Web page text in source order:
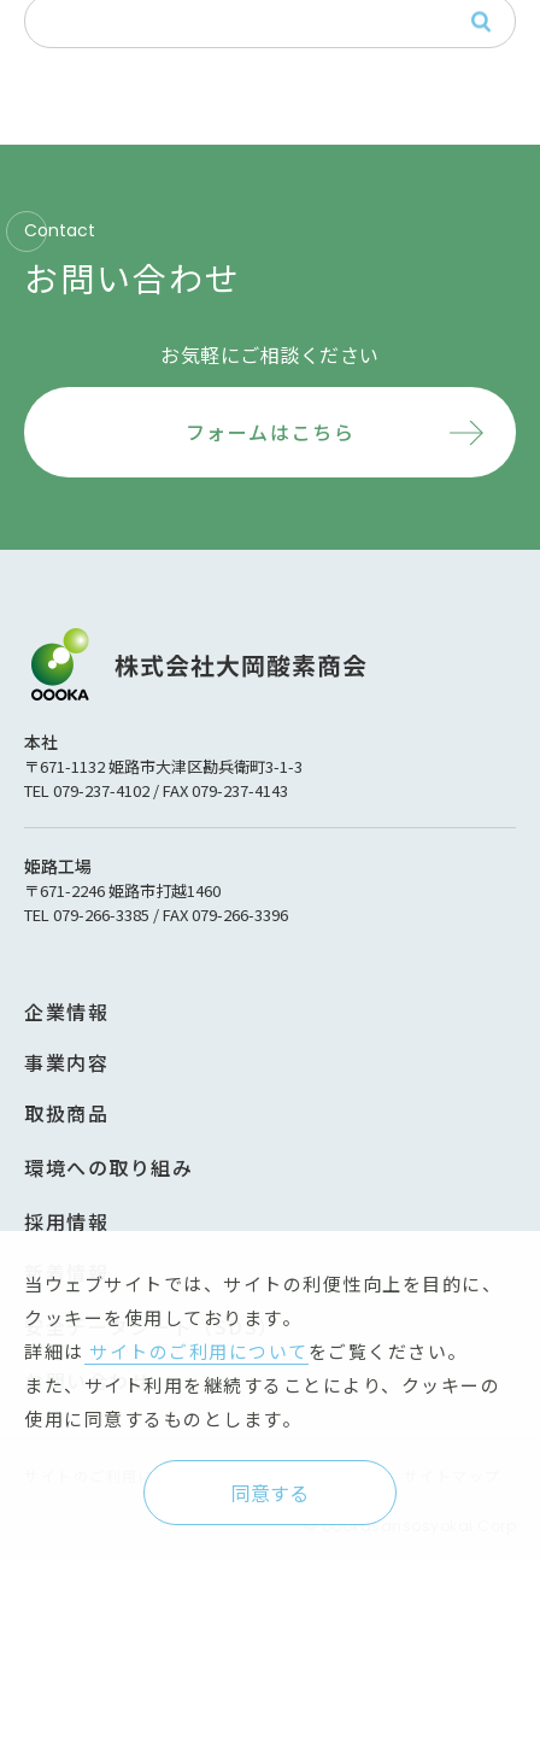
Contact
お問い合わせ
お気軽にご相談ください
フォームはこちら
本社
〒671-1132 姫路市大津区勘兵衛町3-1-3
TEL 079-237-4102 / FAX 079-237-4143
姫路工場
〒671-2246 姫路市打越1460
TEL 079-266-3385 / FAX 079-266-3396
企業情報
事業内容
取扱商品
環境への取り組み
採用情報
新着情報
安全データシート（SDS）
お問い合わせ
サイトのご利用について
© oookasansosyokai Corp
当ウェブサイトでは、サイトの利便性向上を目的に、
クッキーを使用しております。
詳細は サイトのご利用についてをご覧ください。
また、サイト利用を継続することにより、クッキーの
使用に同意するものとします。
同意する